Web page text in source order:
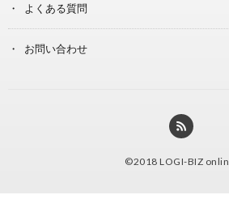
よくある質問
お問い合わせ
©2018 LOGI-BIZ